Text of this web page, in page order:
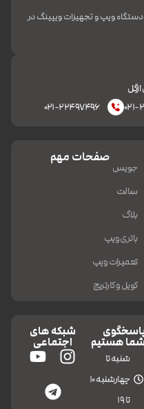
دستگاه ویپ و تجهیزات ویپینگ در
۰۲۱-۲۲۴۹۷۴۹۶
صفحات مهم
جویس
سالت
بلاگ
باتری ویپ
تعمیرات ویپ
کویل و کارتریج
شما هستیم
شنبه تا
چهارشنبه 10
تا 19
شبکه های
اجتماعی